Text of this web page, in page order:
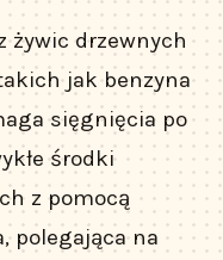
żywic drzewnych
jak benzyna
sięgnięcia po
środki
z pomocą
polegająca na